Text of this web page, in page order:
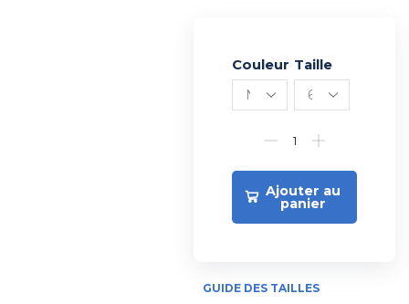
Couleur Taille
Ajouter au
panier
Alternative:
GUIDE DES TAILLES